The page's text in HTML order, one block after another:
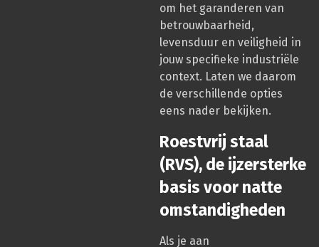
om het garanderen van
betrouwbaarheid,
levensduur en veiligheid in
jouw specifieke industriële
context. Laten we daarom
de verschillende opties
eens nader bekijken.
Roestvrij staal
(RVS), de ijzersterke
basis voor natte
omstandigheden
Als je aan